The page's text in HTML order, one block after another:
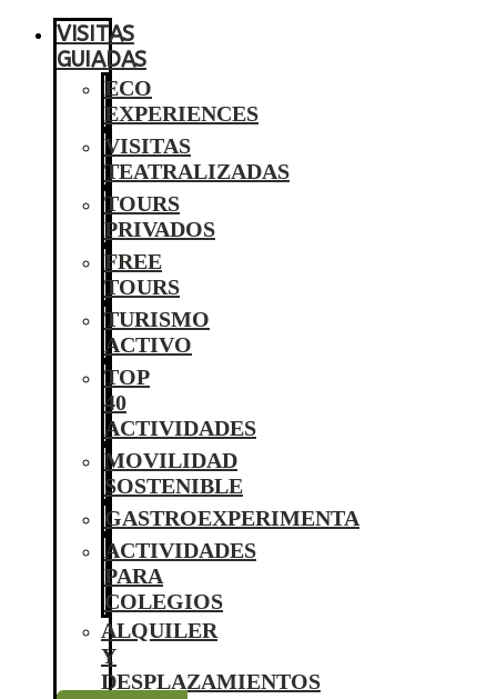
VISITAS
GUIADAS
ECO
EXPERIENCES
VISITAS
TEATRALIZADAS
TOURS
PRIVADOS
FREE
TOURS
TURISMO
ACTIVO
TOP
40
ACTIVIDADES
MOVILIDAD
SOSTENIBLE
GASTROEXPERIMENTA
ACTIVIDADES
PARA
COLEGIOS
ALQUILER
Y
DESPLAZAMIENTOS